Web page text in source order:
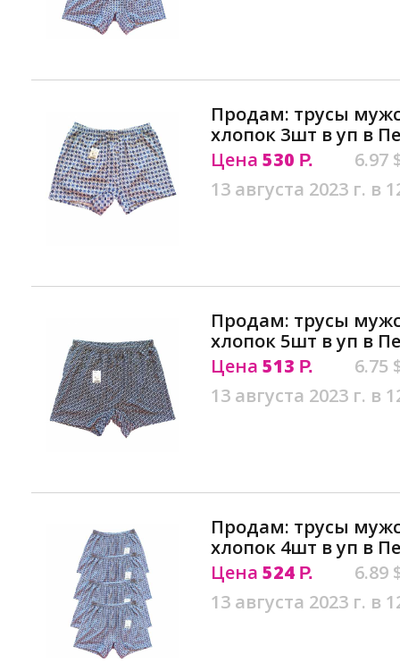
Продам: трусы
хлопок 3шт в уп в
Цена 530 Р.
6.97
13 августа 2023 г. в
Продам: трусы
хлопок 5шт в уп в
Цена 513 Р.
6.75
13 августа 2023 г. в
Продам: трусы
хлопок 4шт в уп в
Цена 524 Р.
6.89
13 августа 2023 г. в